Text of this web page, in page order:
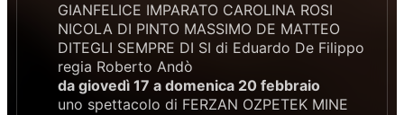
GIANFELICE IMPARATO CAROLINA ROSI
NICOLA DI PINTO MASSIMO DE MATTEO
DITEGLI SEMPRE DI SI di Eduardo De Filippo
regia Roberto Andò
da giovedì 17 a domenica 20 febbraio
uno spettacolo di FERZAN OZPETEK MINE